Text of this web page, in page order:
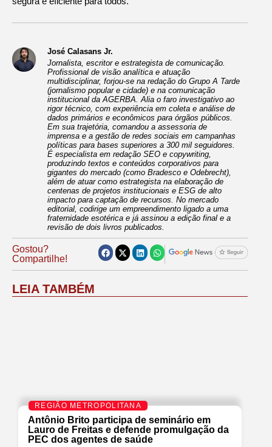
José Calasans Jr.
Jornalista, escritor e estrategista de comunicação.
Profissional de visão analítica e atuação
multidisciplinar, forjou-se na redação do Grupo A Tarde
(jornalismo popular e cidade) e na comunicação
institucional da AGERBA. Alia o faro investigativo ao
rigor técnico, com experiência em coleta e análise de
dados primários e econômicos para órgãos públicos.
Em sua trajetória, comandou a assessoria de
imprensa e a gestão de redes sociais em campanhas
políticas para bases superiores a 300 mil seguidores.
É especialista em redação SEO e copywriting,
produzindo textos e conteúdos corporativos para
gigantes do mercado (como Bradesco e Odebrecht),
além de atuar como estrategista na elaboração de
centenas de projetos institucionais e ESG de alto
impacto para captação de recursos. No mercado
editorial, codirige um empreendimento ligado a uma
fraternidade esotérica e já assinou a edição final e a
revisão de dois livros publicados.
Gostou?
Compartilhe!
LEIA TAMBÉM
REGIÃO METROPOLITANA
Antônio Brito participa de seminário em
Lauro de Freitas e defende promulgação da
PEC dos agentes de saúde